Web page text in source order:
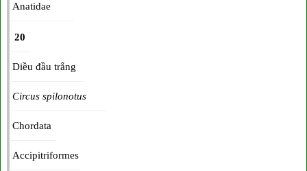
Anatidae
20
Diều đầu trắng
Circus spilonotus
Chordata
Accipitriformes